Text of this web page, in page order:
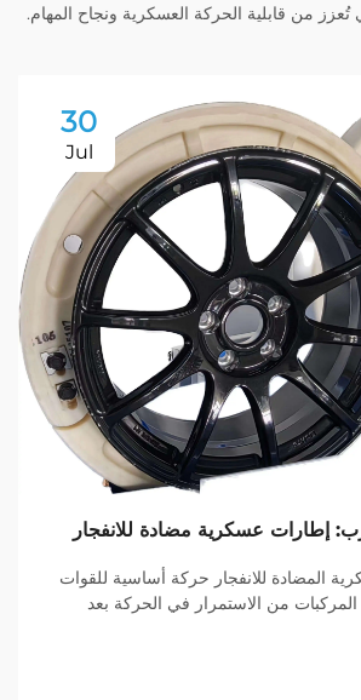
تُعزز من قابلية الحركة العسكرية ونجاح المهام.
30
Jul
إطارات عسكرية مضادة للانفجار
المضادة للانفجار حركة أساسية للقوات
من الاستمرار في الحركة بعد